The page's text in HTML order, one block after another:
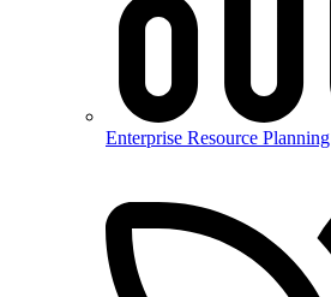
Enterprise Resource Planning